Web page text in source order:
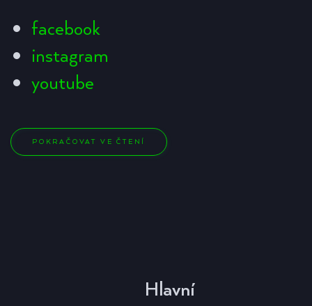
facebook
instagram
youtube
POKRAČOVAT VE ČTENÍ
Hlavní